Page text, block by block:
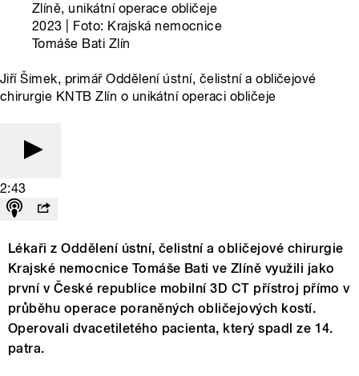
Zlíně, unikátní operace obličeje
2023 | Foto: Krajská nemocnice
Tomáše Bati Zlín
Jiří Šimek, primář Oddělení ústní, čelistní a obličejové
chirurgie KNTB Zlín o unikátní operaci obličeje
2:43
Lékaři z Oddělení ústní, čelistní a obličejové chirurgie
Krajské nemocnice Tomáše Bati ve Zlíně využili jako
první v České republice mobilní 3D CT přístroj přímo v
průběhu operace poraněných obličejových kostí.
Operovali dvacetiletého pacienta, který spadl ze 14.
patra.